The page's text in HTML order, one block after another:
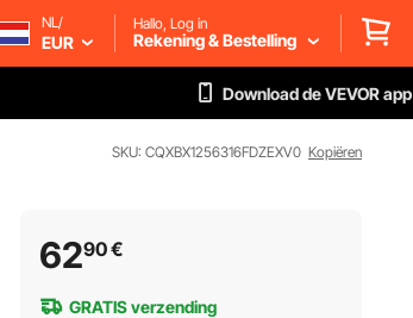
NL/
EUR
Hallo, Log in
Rekening & Bestelling
Download de VEVOR app
SKU: CQXBX1256316FDZEXV0 Kopiëren
6290€
GRATIS verzending